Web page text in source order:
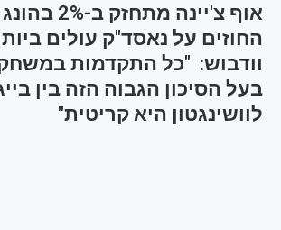
אוף צ'יינה מתחזק
וודבוש: "כל התקדמות
בעל הסיכון הגבוה הזה בין
לוושינגטון היא קריטית"